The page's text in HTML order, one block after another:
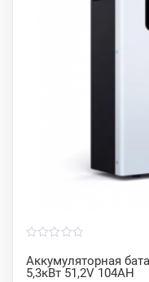
Аккумуляторная
5,3кВт 51,2V 104AH
o
u
t